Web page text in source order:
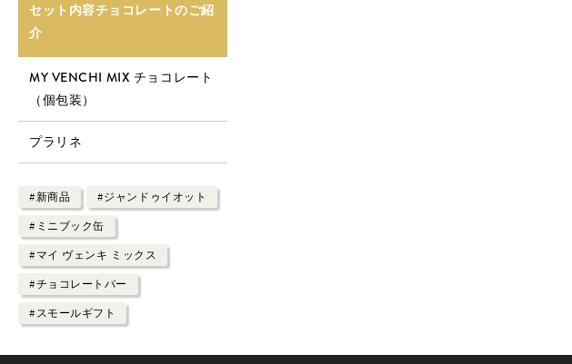
セット内容チョコレートのご紹
介
MY VENCHI MIX チョコレート
（個包装）
プラリネ
#新商品
#ジャンドゥイオット
#ミニブック缶
#マイ ヴェンキ ミックス
#チョコレートバー
#スモールギフト